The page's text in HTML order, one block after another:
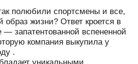
полюбили спортсмены и все,
образ жизни? Ответ кроется в
запатентованной вспененной
компания выкупила у
.
уникальными